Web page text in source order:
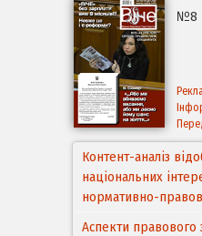
№8
Контент-аналіз
національних
нормативно-
Аспекти правового